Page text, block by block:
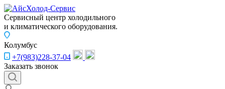
Сервисный центр холодильного
и климатического оборудования.
Колумбус
+7(983)228-37-04
Заказать звонок